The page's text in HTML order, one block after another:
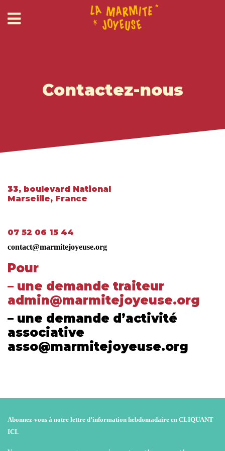
Contactez-nous
33, boulevard National
Marseille, France
07 52 06 15 44
contact@marmitejoyeuse.org
Pour
– une demande traiteur
admin@marmitejoyeuse.org
– une demande d’activité
associative
asso@marmitejoyeuse.org
Abonnez-vous à notre lettre d’information hebdomadaire en CLIQUANT
ICI.